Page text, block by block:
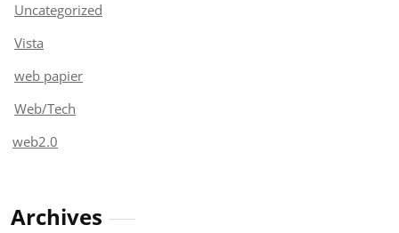
Uncategorized
Vista
web papier
Web/Tech
web2.0
Archives